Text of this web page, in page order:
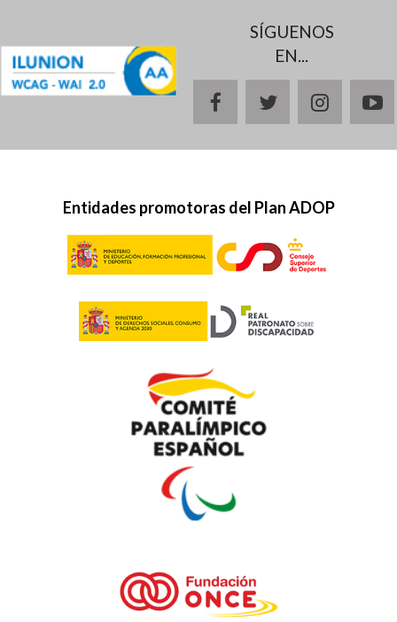
SÍGUENOS
EN...
facebooktwitter
Entidades promotoras del Plan ADOP